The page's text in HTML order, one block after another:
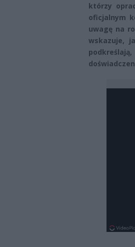
którzy
oficjalnym
uwagę na
wskazuje,